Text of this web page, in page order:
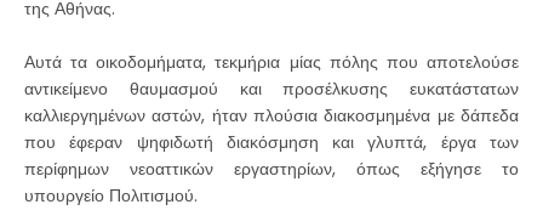
της Αθήνας.
Αυτά τα οικοδομήματα, τεκμήρια μίας πόλης που αποτελούσε
αντικείμενο θαυμασμού και προσέλκυσης ευκατάστατων
καλλιεργημένων αστών, ήταν πλούσια διακοσμημένα με δάπεδα
που έφεραν ψηφιδωτή διακόσμηση και γλυπτά, έργα των
περίφημων νεοαττικών εργαστηρίων, όπως εξήγησε το
υπουργείο Πολιτισμού.